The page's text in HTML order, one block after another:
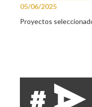
05/06/2025
Proyectos